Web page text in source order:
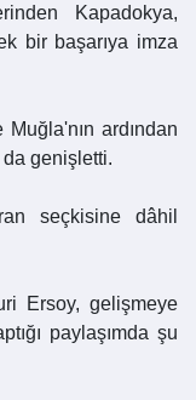
Kapadokya,
bir başarıya imza
ardından
da genişletti.
seçkisine dâhil
Ersoy, gelişmeye
paylaşımda şu